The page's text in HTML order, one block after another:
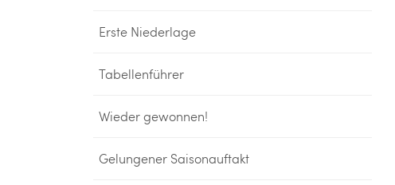
Erste Niederlage
Tabellenführer
Wieder gewonnen!
Gelungener Saisonauftakt